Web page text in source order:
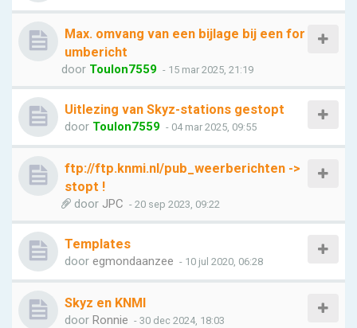
Max. omvang van een bijlage bij een for
umbericht
door Toulon7559 - 15 mar 2025, 21:19
Uitlezing van Skyz-stations gestopt
door Toulon7559 - 04 mar 2025, 09:55
ftp://ftp.knmi.nl/pub_weerberichten ->
stopt !
door JPC - 20 sep 2023, 09:22
Templates
door egmondaanzee - 10 jul 2020, 06:28
Skyz en KNMI
door Ronnie - 30 dec 2024, 18:03